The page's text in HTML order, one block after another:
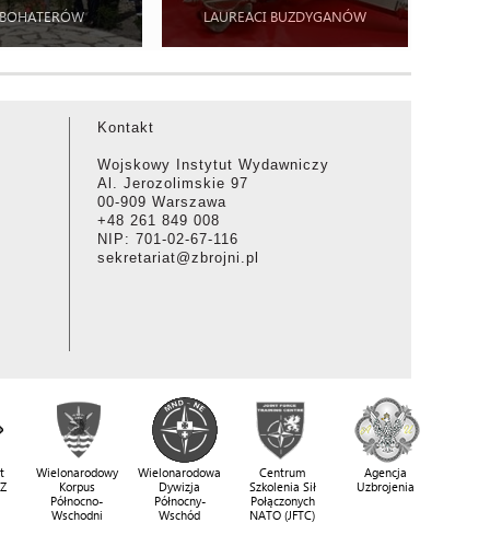
LAUREACI BUZDYGANÓW
Kontakt
Wojskowy Instytut Wydawniczy
Al. Jerozolimskie 97
00-909 Warszawa
+48 261 849 008
NIP: 701-02-67-116
sekretariat@zbrojni.pl
Wielonarodowy
Korpus
Północno-
Wschodni
Wielonarodowa
Dywizja
Północny-
Wschód
Centrum
Szkolenia Sił
Połączonych
NATO (JFTC)
Agencja
Uzbrojenia